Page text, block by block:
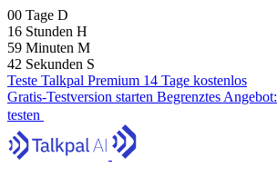
00 Tage D
16 Stunden H
59 Minuten M
41 Sekunden S
Teste Talkpal Premium 14 Tage kostenlos
Gratis-Testversion starten Begrenztes Angebot:
testen